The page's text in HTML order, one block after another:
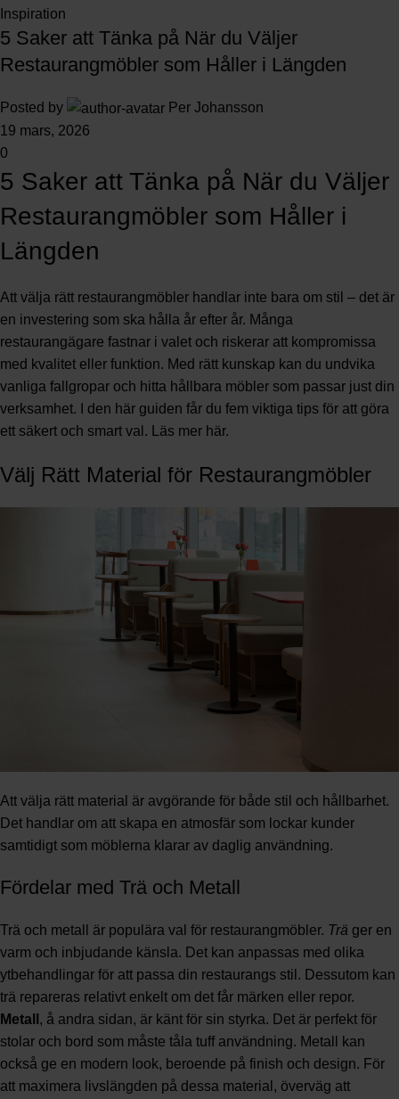
Inspiration
5 Saker att Tänka på När du Väljer
Restaurangmöbler som Håller i Längden
Posted by
Per Johansson
19 mars, 2026
0
5 Saker att Tänka på När du Väljer
Restaurangmöbler som Håller i
Längden
Att välja rätt restaurangmöbler handlar inte bara om stil – det är
en investering som ska hålla år efter år. Många
restaurangägare fastnar i valet och riskerar att kompromissa
med kvalitet eller funktion. Med rätt kunskap kan du undvika
vanliga fallgropar och hitta hållbara möbler som passar just din
verksamhet. I den här guiden får du fem viktiga tips för att göra
ett säkert och smart val. Läs mer här.
Välj Rätt Material för Restaurangmöbler
Att välja rätt material är avgörande för både stil och hållbarhet.
Det handlar om att skapa en atmosfär som lockar kunder
samtidigt som möblerna klarar av daglig användning.
Fördelar med Trä och Metall
Trä och metall är populära val för restaurangmöbler. Trä ger en
varm och inbjudande känsla. Det kan anpassas med olika
ytbehandlingar för att passa din restaurangs stil. Dessutom kan
trä repareras relativt enkelt om det får märken eller repor.
Metall , å andra sidan, är känt för sin styrka. Det är perfekt för
stolar och bord som måste tåla tuff användning. Metall kan
också ge en modern look, beroende på finish och design. För
att maximera livslängden på dessa material, överväg att